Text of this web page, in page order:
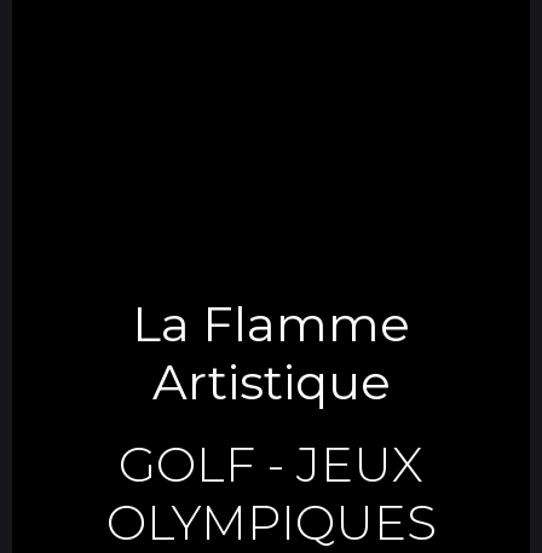
La Flamme
Artistique
GOLF - JEUX
OLYMPIQUES